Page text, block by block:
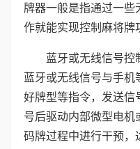
牌器一般是指通过一
作就能实现控制麻将牌
蓝牙或无线信号控
蓝牙或无线信号与手
好牌型等指令，发送信
号后驱动内部微型电机
码牌过程中进行干预，